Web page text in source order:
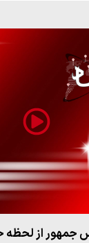
جمهور از لحظه